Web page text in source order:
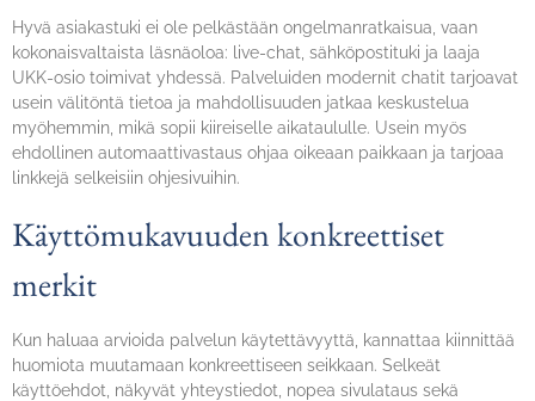
Hyvä asiakastuki ei ole pelkästään ongelmanratkaisua, vaan
kokonaisvaltaista läsnäoloa: live-chat, sähköpostituki ja laaja
UKK-osio toimivat yhdessä. Palveluiden modernit chatit tarjoavat
usein välitöntä tietoa ja mahdollisuuden jatkaa keskustelua
myöhemmin, mikä sopii kiireiselle aikataululle. Usein myös
ehdollinen automaattivastaus ohjaa oikeaan paikkaan ja tarjoaa
linkkejä selkeisiin ohjesivuihin.
Käyttömukavuuden konkreettiset
merkit
Kun haluaa arvioida palvelun käytettävyyttä, kannattaa kiinnittää
huomiota muutamaan konkreettiseen seikkaan. Selkeät
käyttöehdot, näkyvät yhteystiedot, nopea sivulataus sekä